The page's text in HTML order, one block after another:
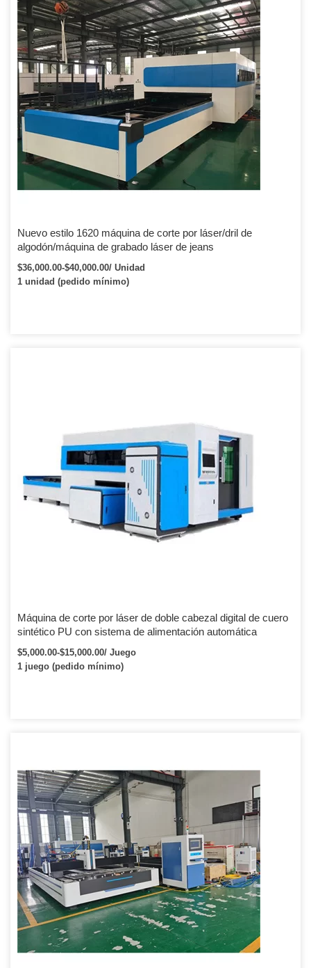
Nuevo estilo 1620 máquina de corte por láser/dril de
algodón/máquina de grabado láser de jeans
$36,000.00-$40,000.00/ Unidad
1 unidad (pedido mínimo)
Máquina de corte por láser de doble cabezal digital de cuero
sintético PU con sistema de alimentación automática
$5,000.00-$15,000.00/ Juego
1 juego (pedido mínimo)